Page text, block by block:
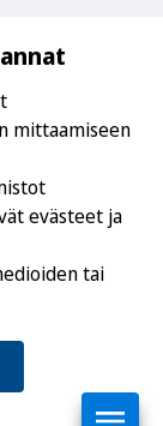
mittaamiseen
evästeet ja
tai